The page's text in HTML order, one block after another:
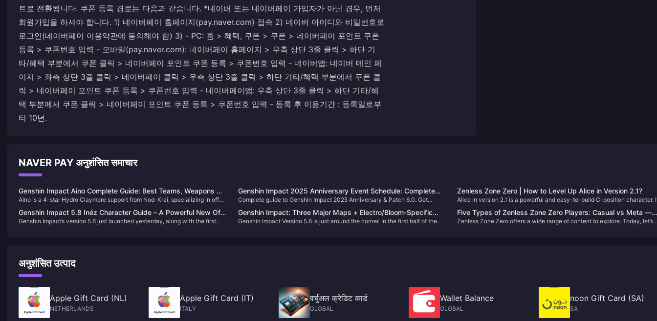
트로 전환됩니다. 쿠폰 등록 경로는 다음과 같습니다. *네이버 또는 네이버페이 가입자가 아닌 경우, 먼저
회원가입을 하셔야 합니다. 1) 네이버페이 홈페이지(pay.naver.com) 접속 2) 네이버 아이디와 비밀번호로
로그인(네이버페이 이용약관에 동의해야 함) 3) - PC: 홈 > 혜택, 쿠폰 > 쿠폰 > 네이버페이 포인트 쿠폰
등록 > 쿠폰번호 입력 - 모바일(pay.naver.com): 네이버페이 홈페이지 > 우측 상단 3줄 클릭 > 하단 기
타/혜택 부분에서 쿠폰 클릭 > 네이버페이 포인트 쿠폰 등록 > 쿠폰번호 입력 - 네이버앱: 네이버 메인 페
이지 > 좌측 상단 3줄 클릭 > 네이버페이 클릭 > 우측 상단 3줄 클릭 > 하단 기타/혜택 부분에서 쿠폰 클
릭 > 네이버페이 포인트 쿠폰 등록 > 쿠폰번호 입력 - 네이버페이앱: 우측 상단 3줄 클릭 > 하단 기타/혜
택 부분에서 쿠폰 클릭 > 네이버페이 포인트 쿠폰 등록 > 쿠폰번호 입력 - 등록 후 이용기간 : 등록일로부
터 10년.
NAVER PAY अनुशंसित समाचार
Genshin Impact Aino Complete Guide: Best Teams, Weapons &
Build Strategies 2025
Aino is a 4-star Hydro Claymore support from Nod-Krai, specializing in off-
2025) with unique Moonsign mechanics enhancing team-wide EM buffs.
Genshin Impact 2025 Anniversary Event Schedule: Complete
Patch 6.0 Guide & New Character Banners
Complete guide to Genshin Impact 2025 Anniversary & Patch 6.0. Get
out!
Zenless Zone Zero | How to Level Up Alice in Version 2.1?
Alice in version 2.1 is a powerful and easy-to-build C-position character.
properly develop her. 😄
Genshin Impact 5.8 Inéz Character Guide – A Powerful New Off-
Field Sub-DPS!
Genshin Impact’s version 5.8 just launched yesterday, along with the first
Genshin Impact: Three Major Maps + Electro/Bloom-Specific
Bosses Arriving in Version 6.0!
Genshin Impact Version 5.8 is just around the corner. In the first half of the
Five Types of Zenless Zone Zero Players: Casual vs Meta —
Which One Are You?
Zenless Zone Zero offers a wide range of content to explore. Today, let’s
अनुशंसित उत्पाद
Apple Gift Card (NL)
NETHERLANDS
Apple Gift Card (IT)
ITALY
वर्चुअल क्रेडिट कार्ड
GLOBAL
Wallet Balance
GLOBAL
noon Gift Card (SA)
SA